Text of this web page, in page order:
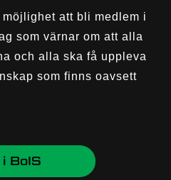
att bli medlem i
som värnar om att alla
och alla ska få uppleva
som finns oavsett
BoIS